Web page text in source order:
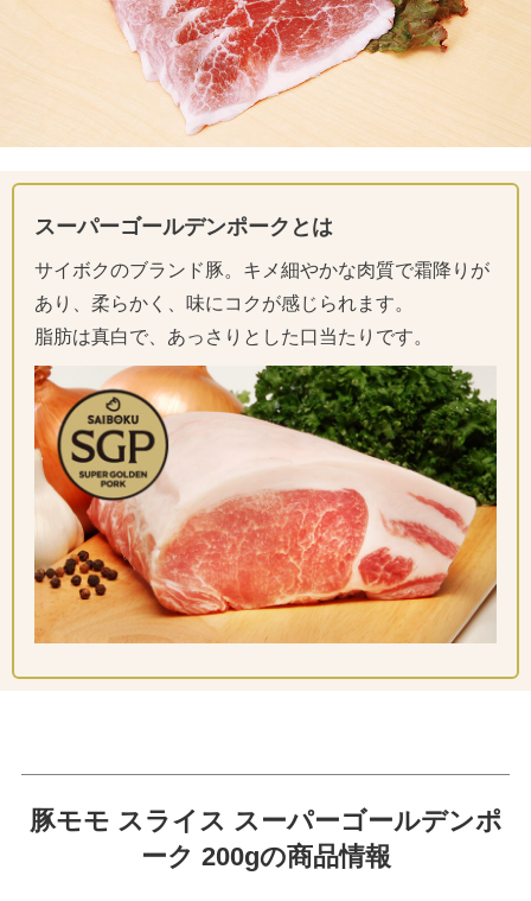
スーパーゴールデンポークとは
サイボクのブランド豚。キメ細やかな肉質で霜降りが
あり、柔らかく、味にコクが感じられます。
脂肪は真白で、あっさりとした口当たりです。
豚モモ スライス スーパーゴールデンポ
ーク 200gの商品情報